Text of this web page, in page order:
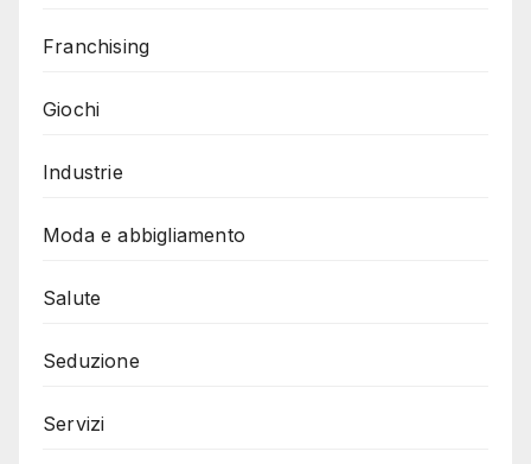
Franchising
Giochi
Industrie
Moda e abbigliamento
Salute
Seduzione
Servizi